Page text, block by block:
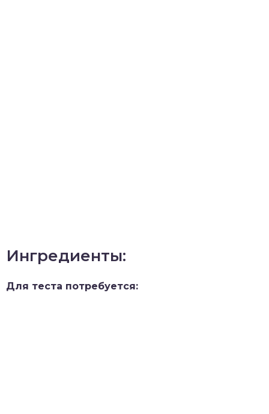
Ингредиенты:
Для теста потребуется: